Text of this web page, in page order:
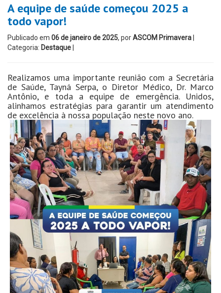
A equipe de saúde começou 2025 a
todo vapor!
Publicado em 06 de janeiro de 2025, porASCOM Primavera
Categoria: Destaque
Realizamos uma importante reunião com a Secretária
de Saúde, Tayná Serpa, o Diretor Médico, Dr. Marco
Antônio, e toda a equipe de emergência. Unidos,
alinhamos estratégias para garantir um atendimento
de excelência à nossa população neste novo ano.